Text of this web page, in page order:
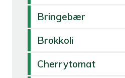
Bringebær
Brokkoli
Cherrytomat